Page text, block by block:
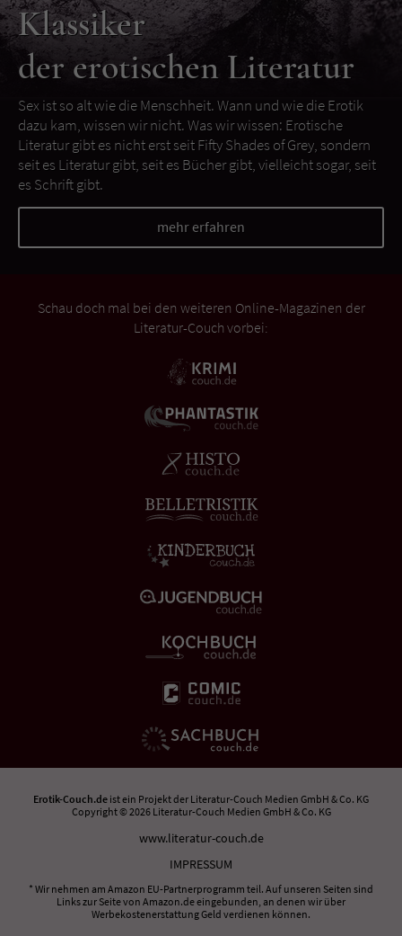
Klassiker
der erotischen Literatur
Sex ist so alt wie die Menschheit. Wann und wie die Erotik
dazu kam, wissen wir nicht. Was wir wissen: Erotische
Literatur gibt es nicht erst seit Fifty Shades of Grey, sondern
seit es Literatur gibt, seit es Bücher gibt, vielleicht sogar, seit
es Schrift gibt.
mehr erfahren
Schau doch mal bei den weiteren Online-Magazinen der
Literatur-Couch vorbei:
Erotik-Couch.de ist ein Projekt der Literatur-Couch Medien GmbH & Co. KG
Copyright © 2026 Literatur-Couch Medien GmbH & Co. KG
www.literatur-couch.de
IMPRESSUM
* Wir nehmen am Amazon EU-Partnerprogramm teil. Auf unseren Seiten sind
Links zur Seite von Amazon.de eingebunden, an denen wir über
Werbekostenerstattung Geld verdienen können.